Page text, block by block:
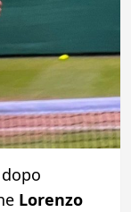
Lorenzo